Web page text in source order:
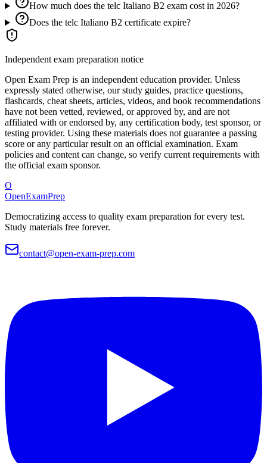
How much does the telc Italiano B2 exam cost in 2026?
Does the telc Italiano B2 certificate expire?
Independent exam preparation notice
Open Exam Prep is an independent education provider. Unless
expressly stated otherwise, our study guides, practice questions,
flashcards, cheat sheets, articles, videos, and book recommendations
have not been vetted, reviewed, or approved by, and are not
affiliated with or endorsed by, any certification body, test sponsor, or
testing provider. Using these materials does not guarantee a passing
score or any particular result on an official examination. Exam
policies and content can change, so verify current requirements with
the official exam sponsor.
O
OpenExamPrep
Democratizing access to quality exam preparation for every test.
Study materials free forever.
contact@open-exam-prep.com